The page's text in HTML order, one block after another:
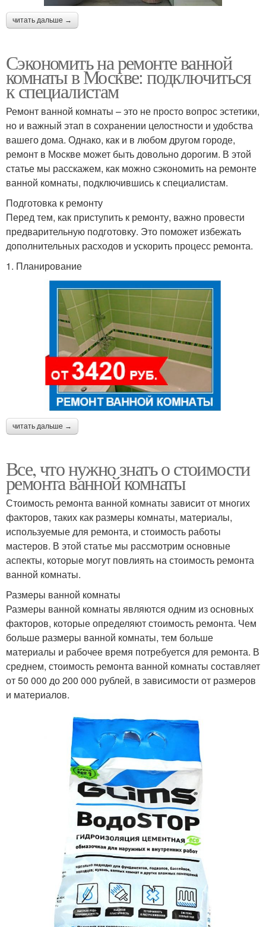
читать дальше →
Сэкономить на ремонте ванной
комнаты в Москве: подключиться
к специалистам
Ремонт ванной комнаты – это не просто вопрос эстетики,
но и важный этап в сохранении целостности и удобства
вашего дома. Однако, как и в любом другом городе,
ремонт в Москве может быть довольно дорогим. В этой
статье мы расскажем, как можно сэкономить на ремонте
ванной комнаты, подключившись к специалистам.
Подготовка к ремонту
Перед тем, как приступить к ремонту, важно провести
предварительную подготовку. Это поможет избежать
дополнительных расходов и ускорить процесс ремонта.
1. Планирование
читать дальше →
Все, что нужно знать о стоимости
ремонта ванной комнаты
Стоимость ремонта ванной комнаты зависит от многих
факторов, таких как размеры комнаты, материалы,
используемые для ремонта, и стоимость работы
мастеров. В этой статье мы рассмотрим основные
аспекты, которые могут повлиять на стоимость ремонта
ванной комнаты.
Размеры ванной комнаты
Размеры ванной комнаты являются одним из основных
факторов, которые определяют стоимость ремонта. Чем
больше размеры ванной комнаты, тем больше
материалы и рабочее время потребуется для ремонта. В
среднем, стоимость ремонта ванной комнаты составляет
от 50 000 до 200 000 рублей, в зависимости от размеров
и материалов.